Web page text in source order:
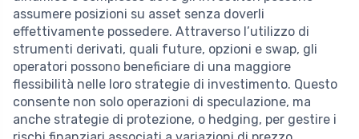
assumere posizioni su asset senza doverli
effettivamente possedere. Attraverso l’utilizzo di
strumenti derivati, quali future, opzioni e swap, gli
operatori possono beneficiare di una maggiore
flessibilità nelle loro strategie di investimento. Questo
consente non solo operazioni di speculazione, ma
anche strategie di protezione, o hedging, per gestire i